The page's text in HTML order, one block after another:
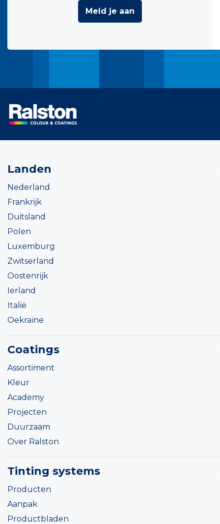
Meld je aan
Landen
Nederland
Frankrijk
Duitsland
Polen
Luxemburg
Zwitserland
Oostenrijk
Ierland
Italië
Oekraïne
Coatings
Assortiment
Kleur
Academy
Projecten
Duurzaam
Over Ralston
Tinting systems
Producten
Aanpak
Productbladen